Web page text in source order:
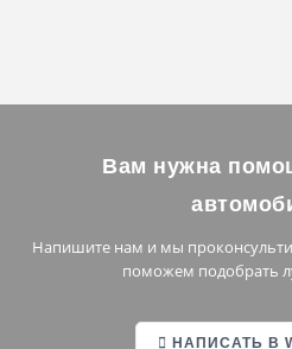
Кортина-д’Ампеццо
Барселона
Вам нужна
Напишите нам и мы
поможем подобрать
НАПИСАТЬ В